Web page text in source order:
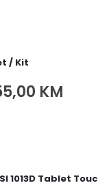
/ Kit
KM
1013D Tablet